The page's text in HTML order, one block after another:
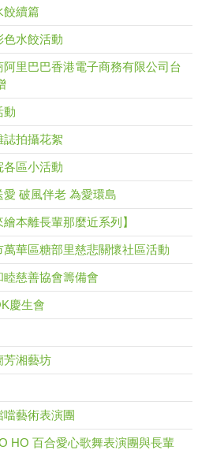
餃續篇
色水餃活動
阿里巴巴香港電子商務有限公司台
動
誌拍攝花絮
各區小活動
愛 破風伴老 為愛環島
本離長輩那麼近系列】
萬華區糖部里慈悲關懷社區活動
睦慈善協會籌備會
慶生會
芳湘藝坊
噹藝術表演團
HO 百合愛心歌舞表演團與長輩